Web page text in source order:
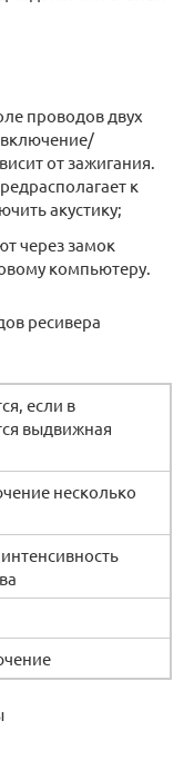
проводов двух
включение/
от зажигания.
к
акустику;
через замок
компьютеру.
ресивера
если в
выдвижная
несколько